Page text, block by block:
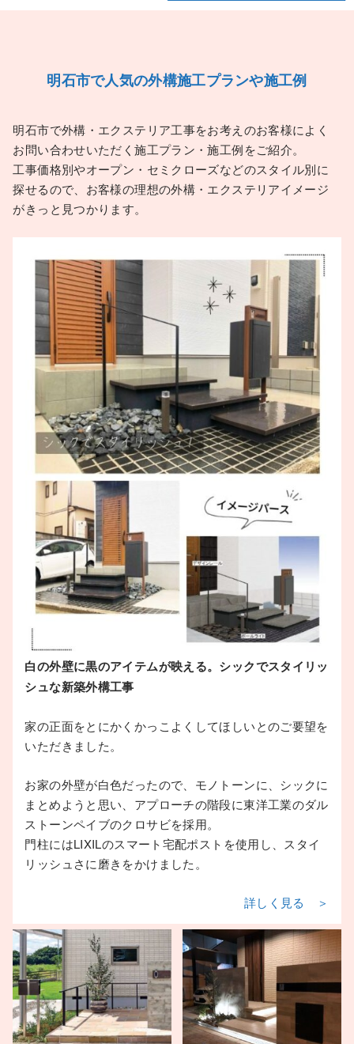
明石市で人気の外構施工プランや施工例
明石市で外構・エクステリア工事をお考えのお客様によく
お問い合わせいただく施工プラン・施工例をご紹介。
工事価格別やオープン・セミクローズなどのスタイル別に
探せるので、お客様の理想の外構・エクステリアイメージ
がきっと見つかります。
白の外壁に黒のアイテムが映える。シックでスタイリッ
シュな新築外構工事
家の正面をとにかくかっこよくしてほしいとのご要望を
いただきました。
お家の外壁が白色だったので、モノトーンに、シックに
まとめようと思い、アプローチの階段に東洋工業のダル
ストーンペイブのクロサビを採用。
門柱にはLIXILのスマート宅配ポストを使用し、スタイ
リッシュさに磨きをかけました。
詳しく見る ＞